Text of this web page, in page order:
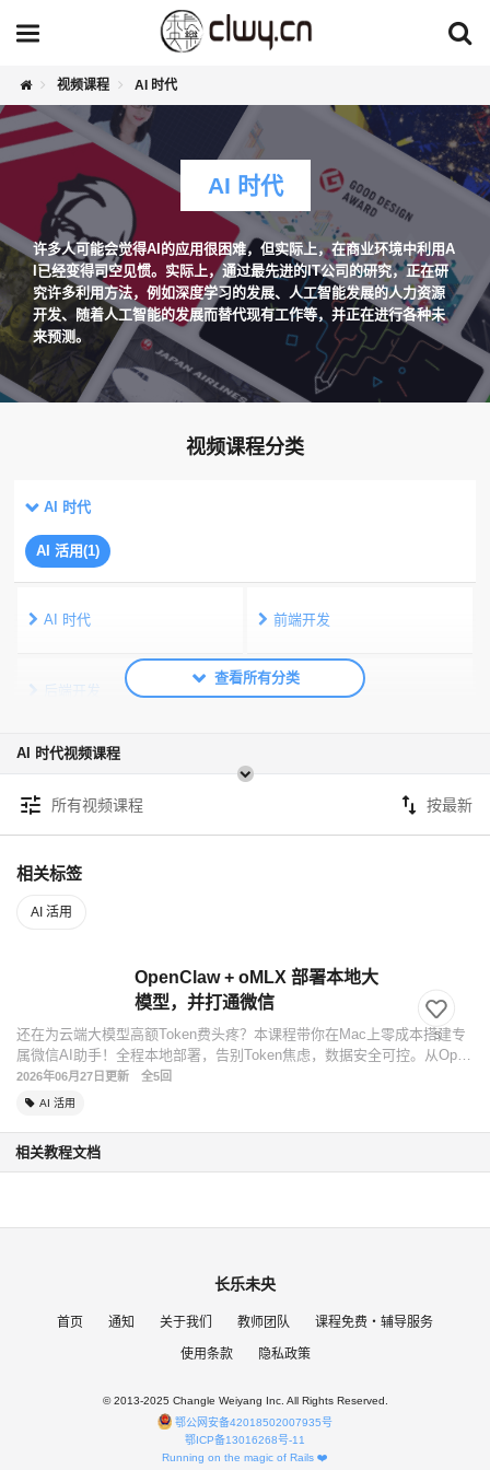
视频课程 AI 时代
AI 时代
许多人可能会觉得AI的应用很困难，但实际上，在商业环境中利用A
I已经变得司空见惯。实际上，通过最先进的IT公司的研究，正在研
究许多利用方法，例如深度学习的发展、人工智能发展的人力资源
开发、随着人工智能的发展而替代现有工作等，并正在进行各种未
来预测。
视频课程分类
AI 时代
AI 活用(1)
AI 时代 前端开发
后端开发
数据库
公共
AI 时代视频课程
tune 所有视频课程 swap_vert
相关标签
AI 活用
OpenClaw + oMLX 部署本地大
模型，并打通微信
5
还在为云端大模型高额Token费头疼？本课程带你在Mac上零成本搭建专
属微信AI助手！全程本地部署，告别Token焦虑，数据安全可控。从Open
Claw安...
2026年06月27日更新 全5回
AI 活用
相关教程文档
长乐未央
首页 通知 关于我们 教师团队 课程免费・辅导服务
使用条款 隐私政策
© 2013-2025 Changle Weiyang Inc. All Rights Reserved.
鄂公网安备42018502007935号
鄂ICP备13016268号-11
Running on the magic of Rails ❤️